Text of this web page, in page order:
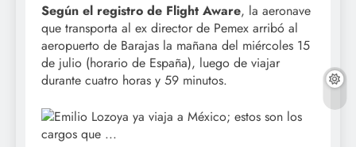
Según el registro de Flight Aware, la aeronave
que transporta al ex director de Pemex arribó al
aeropuerto de Barajas la mañana del miércoles 15
de julio (horario de España), luego de viajar
durante cuatro horas y 59 minutos.